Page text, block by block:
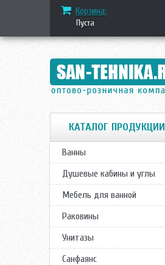
Корзина:
Пуста
КАТАЛОГ ПРОДУКЦИИ
Ванны
Душевые кабины и углы
Мебель для ванной
Раковины
Унитазы
Санфаянс